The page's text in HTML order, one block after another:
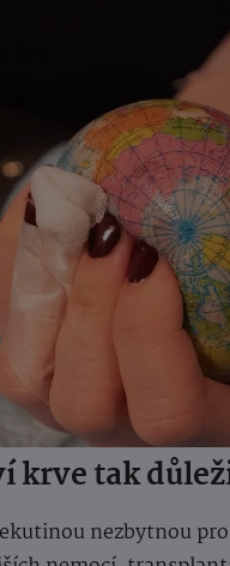
krve tak
nezbytnou